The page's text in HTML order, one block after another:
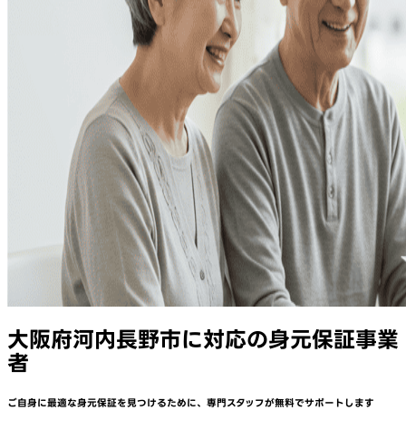
大阪府河内長野市に対応の身元保証事業
者
ご自身に最適な身元保証を見つけるために、 専門スタッフが無料でサポートします